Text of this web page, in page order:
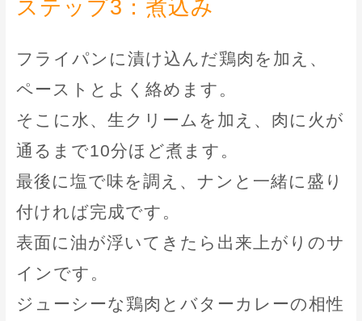
ステップ3：煮込み
フライパンに漬け込んだ鶏肉を加え、
ペーストとよく絡めます。
そこに水、生クリームを加え、肉に火が
通るまで10分ほど煮ます。
最後に塩で味を調え、ナンと一緒に盛り
付ければ完成です。
表面に油が浮いてきたら出来上がりのサ
インです。
ジューシーな鶏肉とバターカレーの相性